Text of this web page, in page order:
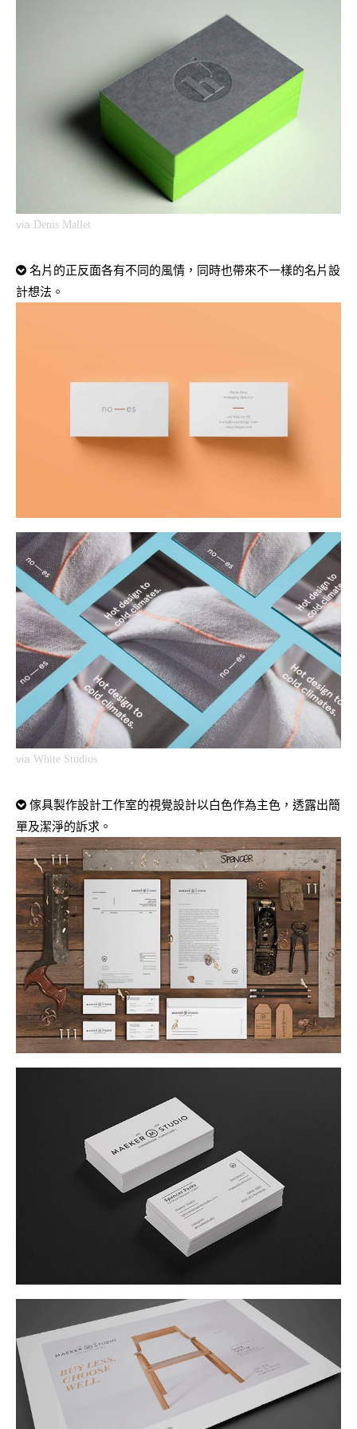
via Denis Mallet
名片的正反面各有不同的風情，同時也帶來不一樣的名片設
計想法。
viaWhite Studios
傢具製作設計工作室的視覺設計以白色作為主色，透露出簡
單及潔淨的訴求。